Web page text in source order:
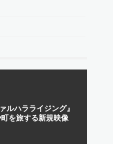
ルハラライジング』
を旅する新規映像